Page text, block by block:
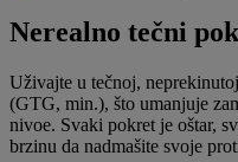
Nerealno tečni
Uživajte u tečnoj,
(GTG, min.), što umanjuje
nivoe. Svaki pokret je oštar,
brzinu da nadmašite svoje